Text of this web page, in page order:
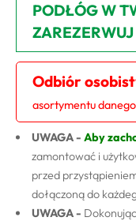
PODŁÓG W
Odbiór
asortymentu
UWAGA - Aby
zamontować i
przed
dołączoną do
UWAGA -